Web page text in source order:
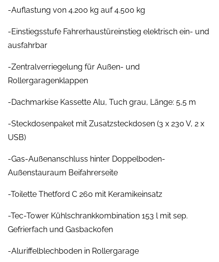
-Auflastung von 4.200 kg auf 4.500 kg
-Einstiegsstufe Fahrerhaustüreinstieg elektrisch ein- und
ausfahrbar
-Zentralverriegelung für Außen- und
Rollergaragenklappen
-Dachmarkise Kassette Alu, Tuch grau, Länge: 5,5 m
-Steckdosenpaket mit Zusatzsteckdosen (3 x 230 V, 2 x
USB)
-Gas-Außenanschluss hinter Doppelboden-
Außenstauraum Beifahrerseite
-Toilette Thetford C 260 mit Keramikeinsatz
-Tec-Tower Kühlschrankkombination 153 l mit sep.
Gefrierfach und Gasbackofen
-Aluriffelblechboden in Rollergarage